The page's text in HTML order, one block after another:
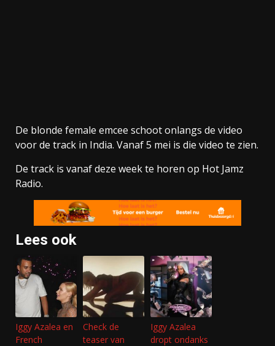
De blonde female emcee schoot onlangs de video
voor de track in India. Vanaf 5 mei is die video te zien.
De track is vanaf deze week te horen op Hot Jamz
Radio.
Lees ook
Iggy Azalea en
French
Check de
teaser van
Iggy Azalea
dropt ondanks